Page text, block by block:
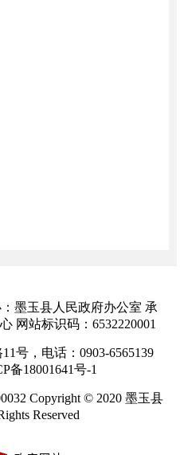
墨玉县人民政府办公室 承
网站标识码：6532220001
号，电话：0903-6565139
备18001641号-1
Copyright © 2020 墨玉县
Reserved